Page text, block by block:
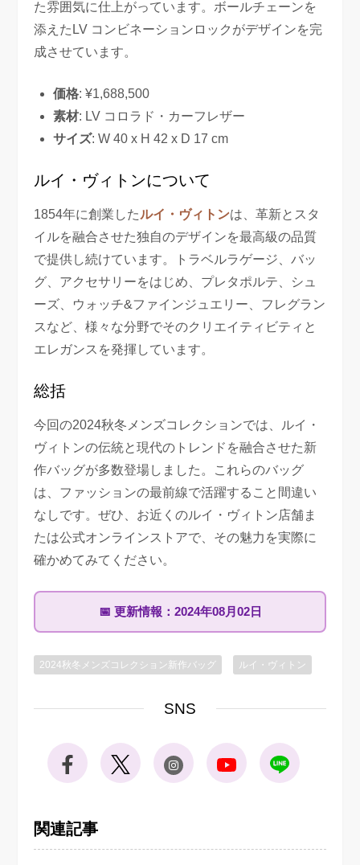
た雰囲気に仕上がっています。ボールチェーンを
添えたLV コンビネーションロックがデザインを完
成させています。
価格: ¥1,688,500
素材: LV コロラド・カーフレザー
サイズ: W 40 x H 42 x D 17 cm
ルイ・ヴィトンについて
1854年に創業したルイ・ヴィトンは、革新とスタ
イルを融合させた独自のデザインを最高級の品質
で提供し続けています。トラベルラゲージ、バッ
グ、アクセサリーをはじめ、プレタポルテ、シュ
ーズ、ウォッチ&ファインジュエリー、フレグラン
スなど、様々な分野でそのクリエイティビティと
エレガンスを発揮しています。
総括
今回の2024秋冬メンズコレクションでは、ルイ・
ヴィトンの伝統と現代のトレンドを融合させた新
作バッグが多数登場しました。これらのバッグ
は、ファッションの最前線で活躍すること間違い
なしです。ぜひ、お近くのルイ・ヴィトン店舗ま
たは公式オンラインストアで、その魅力を実際に
確かめてみてください。
📅 更新情報： 2024年08月02日
2024秋冬メンズコレクション新作バッグ ルイ・ヴィトン
SNS
関連記事